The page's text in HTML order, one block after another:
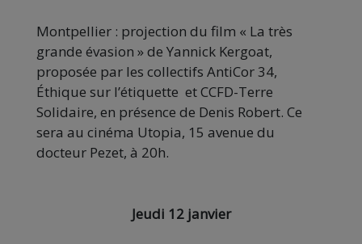
Montpellier : projection du film « La très
grande évasion » de Yannick Kergoat,
proposée par les collectifs AntiCor 34,
Éthique sur l’étiquette et CCFD-Terre
Solidaire, en présence de Denis Robert. Ce
sera au cinéma Utopia, 15 avenue du
docteur Pezet, à 20h.
Jeudi 12 janvier